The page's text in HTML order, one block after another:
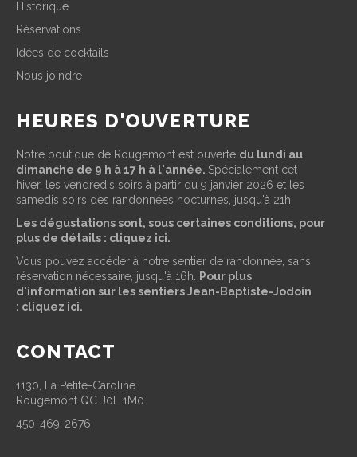
Historique
Réservations
Idées de cocktails
Nous joindre
HEURES D'OUVERTURE
Notre boutique de Rougemont est ouverte du lundi au
dimanche de 9 h à 17 h à l'année. Spécialement cet
hiver, les vendredis soirs à partir du 9 janvier 2026 et les
samedis soirs des randonnées nocturnes, jusqu'à 21h.
Les dégustationssont, sous certaines conditions, pour
plus de détails : cliquez ici.
Vous pouvez accéder à notre sentier de randonnée, sans
réservation nécessaire, jusqu'à 16h.
Pour plus
d'information sur les sentiers Jean-Baptiste-Jodoin
: cliquez ici.
CONTACT
1130, La Petite-Caroline
Rougemont QC J0L 1M0
450-469-2676